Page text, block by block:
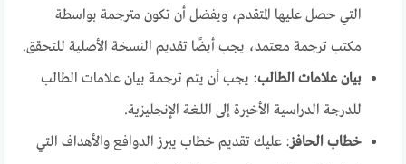
التي حصل عليها المتقدم، ويفضل أن تكون مترجمة بواسطة
مكتب ترجمة معتمد، يجب أيضًا تقديم النسخة الأصلية للتحقق.
بيان علامات الطالب: يجب أن يتم ترجمة بيان علامات الطالب
للدرجة الدراسية الأخيرة إلى اللغة الإنجليزية.
خطاب الحافز: عليك تقديم خطاب يبرز الدوافع والأهداف التي